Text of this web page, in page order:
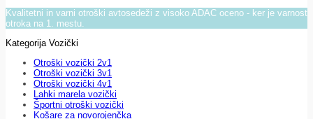
Kvalitetni in varni otroški avtosedeži z visoko ADAC oceno - ker je varnost
otroka na 1. mestu.
Kategorija Vozički
Otroški vozički 2v1
Otroški vozički 3v1
Otroški vozički 4v1
Lahki marela vozički
Športni otroški vozički
Košare za novorojenčka